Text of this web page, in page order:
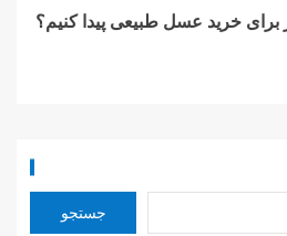
خرید عسل طبیعی پیدا کنیم؟
جستجو